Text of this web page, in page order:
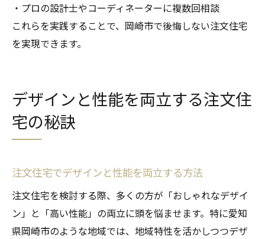
・プロの設計士やコーディネーターに複数回相談
これらを実践することで、岡崎市で後悔しない注文住宅
を実現できます。
デザインと性能を両立する注文住
宅の秘訣
注文住宅でデザインと性能を両立する方法
注文住宅を検討する際、多くの方が「おしゃれなデザイ
ン」と「高い性能」の両立に頭を悩ませます。特に愛知
県岡崎市のような地域では、地域特性を活かしつつデザ